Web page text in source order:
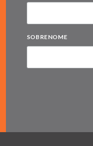
SOBRENOME